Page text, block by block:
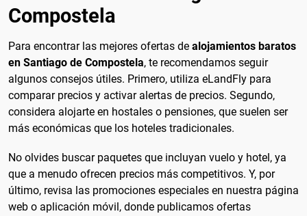
Compostela
Para encontrar las mejores ofertas de alojamientos baratos
en Santiago de Compostela, te recomendamos seguir
algunos consejos útiles. Primero, utiliza eLandFly para
comparar precios y activar alertas de precios. Segundo,
considera alojarte en hostales o pensiones, que suelen ser
más económicas que los hoteles tradicionales.
No olvides buscar paquetes que incluyan vuelo y hotel, ya
que a menudo ofrecen precios más competitivos. Y, por
último, revisa las promociones especiales en nuestra página
web o aplicación móvil, donde publicamos ofertas